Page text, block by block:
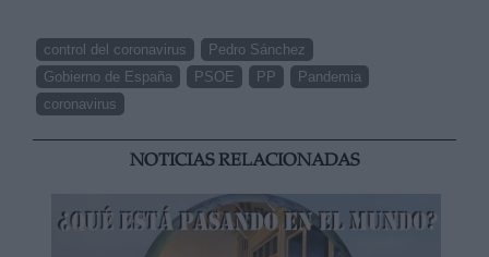
control del coronavirus
Pedro Sánchez
Gobierno de España
PSOE PP
Pandemia
coronavirus
NOTICIAS RELACIONADAS